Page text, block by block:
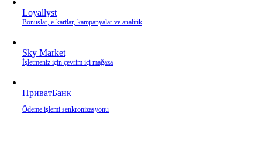
Loyallyst
Bonuslar, e‑kartlar, kampanyalar ve analitik
Sky Market
İşletmeniz için çevrim içi mağaza
ПриватБанк
Ödeme işlemi senkronizasyonu